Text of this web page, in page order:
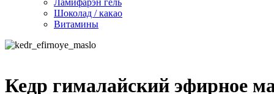
Ламифарэн гель
Шоколад / какао
Витамины
Кедр гималайский эфирное